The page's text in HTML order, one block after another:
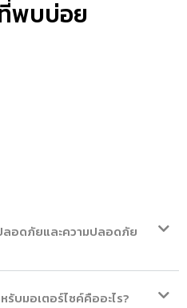
พบบ่อย
ลอดภัยและความปลอดภัย
รับมอเตอร์ไซค์คืออะไร?